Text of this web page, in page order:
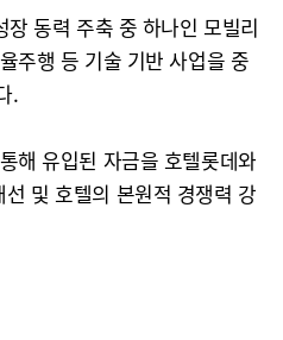
동력 주축 중 하나인 모빌리
주행 등 기술 기반 사업을 중
.
해 유입된 자금을 호텔롯데와
및 호텔의 본원적 경쟁력 강